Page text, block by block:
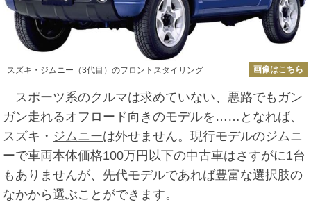
スズキ・ジムニー（3代目）のフロントスタイリング 画像はこちら
スポーツ系のクルマは求めていない、悪路でもガン
ガン走れるオフロード向きのモデルを……となれば、
スズキ・ ジムニーは外せません。現行モデルのジムニ
ーで車両本体価格100万円以下の中古車はさすがに1台
もありませんが、先代モデルであれば豊富な選択肢の
なかから選ぶことができます。